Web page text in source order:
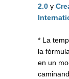
2.0 y
* La
la
en un